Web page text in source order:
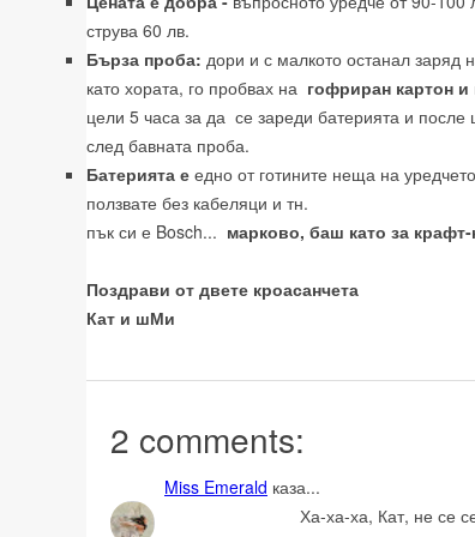
струва 60 лв.
Бърза проба: дори и с малкото останал заряд
като хората, го пробвах на гофриран картон
цели 5 часа за да се зареди батерията и
след бавната проба.
Батерията е едно от готините неща на
ползвате без кабеляци и тн.
пък си е Bosch... марково, баш като за
Поздрави от двете кроасанчета
Кат и шМи
2 comments:
Miss Emerald каза...
Ха-ха-ха, Кат, не се